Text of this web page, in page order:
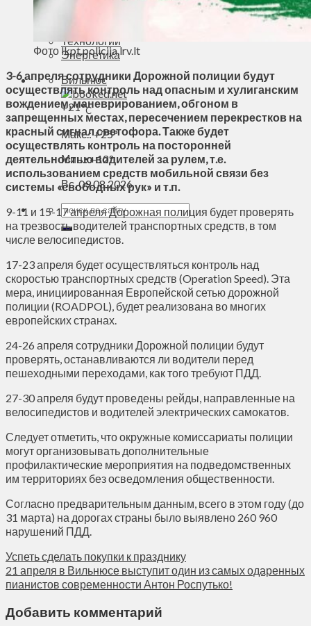
Технологии
Энергетика
Вильнюс
+21°C
Макс.:+25°
Мин.:+12°
Вс, 09.08.2026
Фото lkpt.policija.lrv.lt
3-6 апреля сотрудники Дорожной полиции будут
осуществлять контроль над опасным и хулиганским
вождением, маневрированием, обгоном в
запрещенных местах, пересечением перекрестков на
красный сигнал светофора. Также будет
осуществлять контроль на посторонней
деятельностью водителей за рулем, т.е.
использованием средств мобильной связи без
системы «свободных рук» и т.п.
9-11 и 15-17 апреля Дорожная полиция будет проверять
на трезвость водителей транспортных средств, в том
числе велосипедистов.
17-23 апреля будет осуществляться контроль над
скоростью транспортных средств (Operation Speed). Эта
мера, инициированная Европейской сетью дорожной
полиции (ROADPOL), будет реализована во многих
европейских странах.
24-26 апреля сотрудники Дорожной полиции будут
проверять, останавливаются ли водители перед
пешеходными переходами, как того требуют ПДД.
27-30 апреля будут проведены рейды, направленные на
велосипедистов и водителей электрических самокатов.
Следует отметить, что окружные комиссариаты полиции
могут организовывать дополнительные
профилактические мероприятия на подведомственных
им территориях без осведомления общественности.
Согласно предварительным данным, всего в этом году (до
31 марта) на дорогах страны было выявлено 260 960
нарушений ПДД.
Успеть сделать покупки к празднику
21 апреля в Вильнюсе выступит один из самых одаренных
пианистов современности Антон Роспутько!
Добавить комментарий